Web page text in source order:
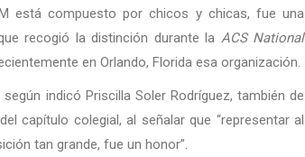
está compuesto por chicos y chicas, fue una
recogió la distinción durante la ACS National
en Orlando, Florida esa organización.
indicó Priscilla Soler Rodríguez, también de
capítulo colegial, al señalar que “representar al
tan grande, fue un honor”.